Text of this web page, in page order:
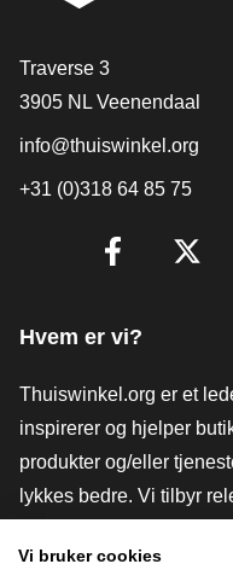
[_General:Contact]
Traverse 3
3905 NL Veenendaal
info@thuiswinkel.org
+31 (0)318 64 85 75
Hvem er vi?
Thuiswinkel.org er et
inspirerer og hjelper
produkter og/eller
lykkes bedre. Vi tilbyr
Vi bruker cookies